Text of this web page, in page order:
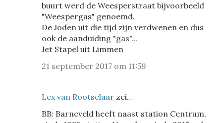
buurt werd de Weesperstraat bijvoorbeeld
"Weespergas" genoemd.
De Joden uit die tijd zijn verdwenen en dus
ook de aanduiding "gas"...
Jet Stapel uit Limmen
21 september 2017 om 11:59
Lex van Rootselaar zei…
BB: Barneveld heeft naast station Centrum,